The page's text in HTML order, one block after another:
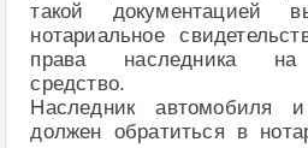
такой документацией
нотариальное
права наследника на
средство.
Наследник автомобиля
должен обратиться в